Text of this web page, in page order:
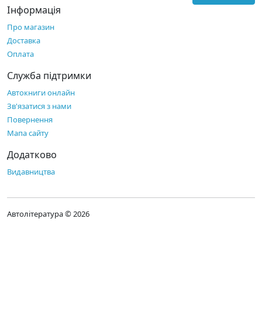
Інформація
Про магазин
Доставка
Оплата
Служба підтримки
Автокниги онлайн
Зв'язатися з нами
Повернення
Мапа сайту
Додатково
Видавництва
Автолітература © 2026